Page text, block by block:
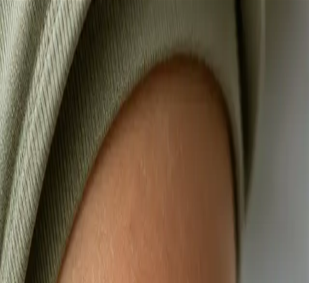
Co léčíme
Péče o to, co skutečně
trápí.
1/3
Praktické
Videokonsultace s lékařem, který má na vás čas
Většina pacientů začíná zde. Vyberte volný
termín konzultace s lékařem registrovaným ve
vaší zemi.